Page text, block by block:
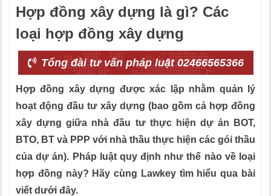
Hợp đồng xây dựng là gì? Các
loại hợp đồng xây dựng
Tổng đài tư vấn pháp luật 02466565366
Hợp đồng xây dựng được xác lập nhằm quản lý
hoạt động đầu tư xây dựng (bao gồm cả hợp đồng
xây dựng giữa nhà đầu tư thực hiện dự án BOT,
BTO, BT và PPP với nhà thầu thực hiện các gói thầu
của dự án). Pháp luật quy định như thế nào về loại
hợp đồng này? Hãy cùng Lawkey tìm hiểu qua bài
viết dưới đây.